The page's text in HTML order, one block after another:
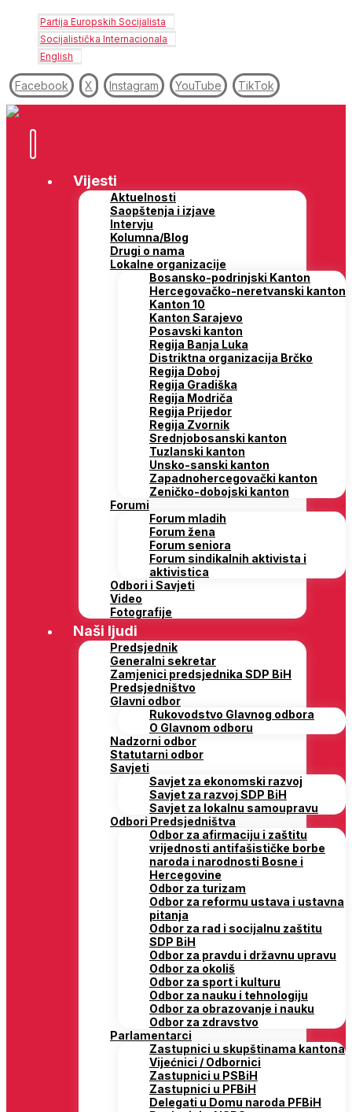
Partija Europskih Socijalista
Socijalistička Internacionala
English
Facebook X Instagram YouTube TikTok
Vijesti
Aktuelnosti
Saopštenja i izjave
Intervju
Kolumna/Blog
Drugi o nama
Lokalne organizacije
Bosansko-podrinjski Kanton
Hercegovačko-neretvanski kanton
Kanton 10
Kanton Sarajevo
Posavski kanton
Regija Banja Luka
Distriktna organizacija Brčko
Regija Doboj
Regija Gradiška
Regija Modriča
Regija Prijedor
Regija Zvornik
Srednjobosanski kanton
Tuzlanski kanton
Unsko-sanski kanton
Zapadnohercegovački kanton
Zeničko-dobojski kanton
Forumi
Forum mladih
Forum žena
Forum seniora
Forum sindikalnih aktivista i
aktivistica
Odbori i Savjeti
Video
Fotografije
Naši ljudi
Predsjednik
Generalni sekretar
Zamjenici predsjednika SDP BiH
Predsjedništvo
Glavni odbor
Rukovodstvo Glavnog odbora
O Glavnom odboru
Nadzorni odbor
Statutarni odbor
Savjeti
Savjet za ekonomski razvoj
Savjet za razvoj SDP BiH
Savjet za lokalnu samoupravu
Odbori Predsjedništva
Odbor za afirmaciju i zaštitu
vrijednosti antifašističke borbe
naroda i narodnosti Bosne i
Hercegovine
Odbor za turizam
Odbor za reformu ustava i ustavna
pitanja
Odbor za rad i socijalnu zaštitu
SDP BiH
Odbor za pravdu i državnu upravu
Odbor za okoliš
Odbor za sport i kulturu
Odbor za nauku i tehnologiju
Odbor za obrazovanje i nauku
Odbor za zdravstvo
Parlamentarci
Zastupnici u skupštinama kantona
Vijećnici / Odbornici
Zastupnici u PSBiH
Zastupnici u PFBiH
Delegati u Domu naroda PFBiH